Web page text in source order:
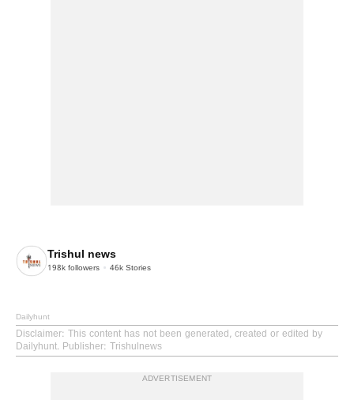
Trishul news
198k followers 46k Stories
Dailyhunt
Disclaimer: This content has not been generated, created or edited by
Dailyhunt. Publisher: Trishulnews
ADVERTISEMENT